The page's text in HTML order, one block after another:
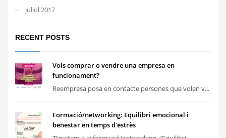
juliol 2017
RECENT POSTS
Vols comprar o vendre una empresa en
funcionament?
Reempresa posa en contacte persones que volen v...
Formació/networking: Equilibri emocional i
benestar en temps d’estrès